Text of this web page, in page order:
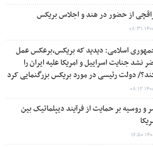
از حضور در هند و اجلاس بریکس
اسلامی: دیدید که بریکس،برعکس عمل
نشد جنایت اسراییل و امریکا علیه ایران را
دولت رئیسی در مورد بریکس بزرگنمایی کرد
و روسیه بر حمایت از فرآیند دیپلماتیک بین